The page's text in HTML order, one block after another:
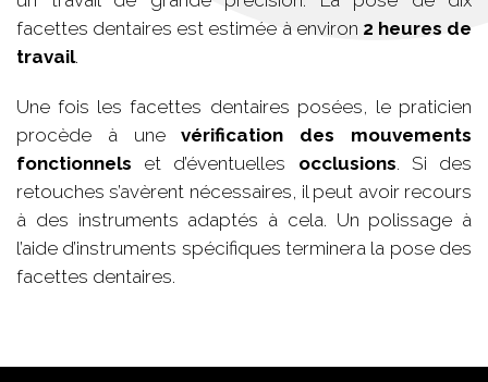
facettes dentaires est estimée à environ 2 heures de
travail.
Une fois les facettes dentaires posées, le praticien
procède à unevérification des mouvements
fonctionnels et d’éventuelles occlusions. Si des
retouches s’avèrent nécessaires, il peut avoir recours
à des instruments adaptés à cela. Un polissage à
l’aide d’instruments spécifiques terminera la pose des
facettes dentaires.